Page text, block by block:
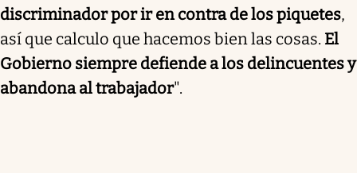
discriminador por ir en contra de los piquetes,
así que calculo que hacemos bien las cosas. El
Gobierno siempre defiende a los delincuentes y
abandona al trabajador".